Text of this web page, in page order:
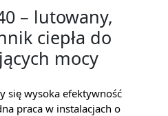
– lutowany,
ciepła do
mocy
się wysoka efektywność
praca w instalacjach o